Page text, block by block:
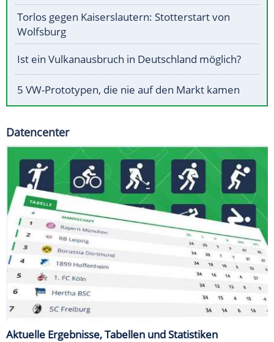
Torlos gegen Kaiserslautern: Stotterstart von
Wolfsburg
Ist ein Vulkanausbruch in Deutschland möglich?
5 VW-Prototypen, die nie auf den Markt kamen
Datencenter
Aktuelle Ergebnisse, Tabellen und Statistiken